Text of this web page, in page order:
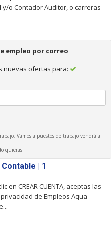
y/o Contador Auditor, o carreras
empleo por correo
nuevas ofertas para:
Vamos a puestos de trabajo vendrá a
quieras.
| 1
en CREAR CUENTA, aceptas las
de Empleos Aqua